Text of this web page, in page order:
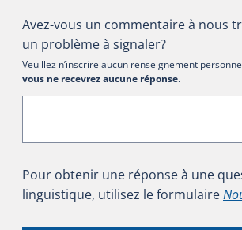
Avez-vous un commentaire à nous
un problème à signaler?
Veuillez n’inscrire aucun renseignement
vous ne recevrez aucune réponse.
Pour obtenir une réponse à une
linguistique, utilisez le formulaire